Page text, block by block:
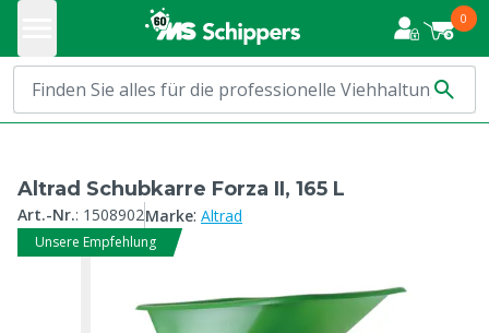
0
Altrad Schubkarre Forza II, 165 L
Art.-Nr.: 1508902Marke: Altrad
Unsere Empfehlung